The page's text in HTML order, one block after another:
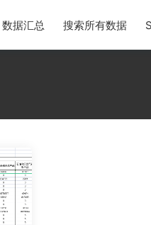
数据汇总 搜索所有数据